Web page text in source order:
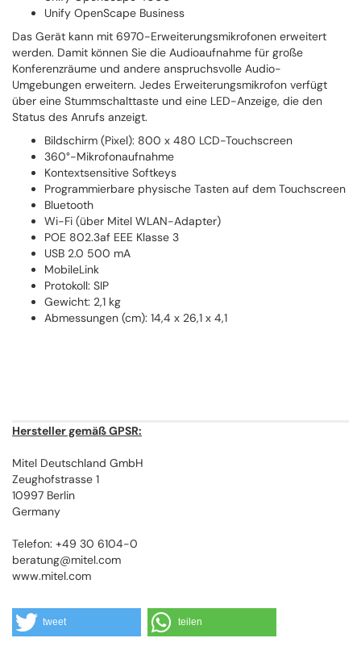
Unify OpenScape Business
Das Gerät kann mit 6970-Erweiterungsmikrofonen erweitert
werden. Damit können Sie die Audioaufnahme für große
Konferenzräume und andere anspruchsvolle Audio-
Umgebungen erweitern. Jedes Erweiterungsmikrofon verfügt
über eine Stummschalttaste und eine LED-Anzeige, die den
Status des Anrufs anzeigt.
Bildschirm (Pixel): 800 x 480 LCD-Touchscreen
360°-Mikrofonaufnahme
Kontextsensitive Softkeys
Programmierbare physische Tasten auf dem Touchscreen
Bluetooth
Wi-Fi (über Mitel WLAN-Adapter)
POE 802.3af EEE Klasse 3
USB 2.0 500 mA
MobileLink
Protokoll: SIP
Gewicht: 2,1 kg
Abmessungen (cm): 14,4 x 26,1 x 4,1
Hersteller gemäß GPSR:
Mitel Deutschland GmbH
Zeughofstrasse 1
10997 Berlin
Germany
Telefon: +49 30 6104-0
beratung@mitel.com
www.mitel.com
tweet teilen